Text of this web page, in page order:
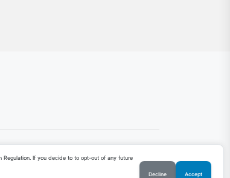
Regulation. If you decide to to opt-out of any future
Decline Accept